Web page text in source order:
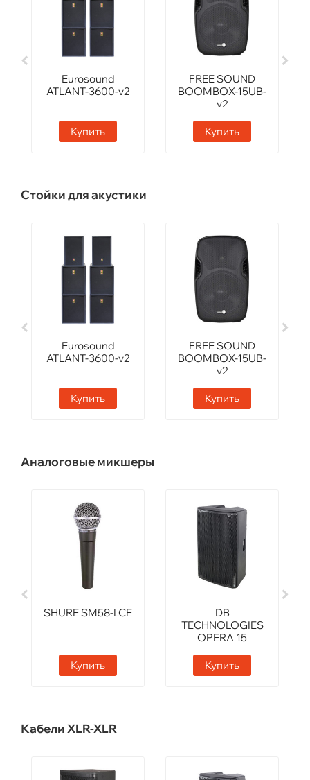
Eurosound
ATLANT-3600-v2
Купить
FREE SOUND
BOOMBOX-15UB-
v2
Купить
Стойки для акустики
Eurosound
ATLANT-3600-v2
Купить
FREE SOUND
BOOMBOX-15UB-
v2
Купить
Аналоговые микшеры
SHURE SM58-LCE
Купить
DB
TECHNOLOGIES
OPERA 15
Купить
Кабели XLR-XLR